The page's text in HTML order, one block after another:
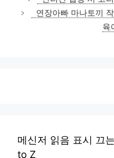
연장아빠 마나토끼
육
메신저 읽음 표시 끄
to Z